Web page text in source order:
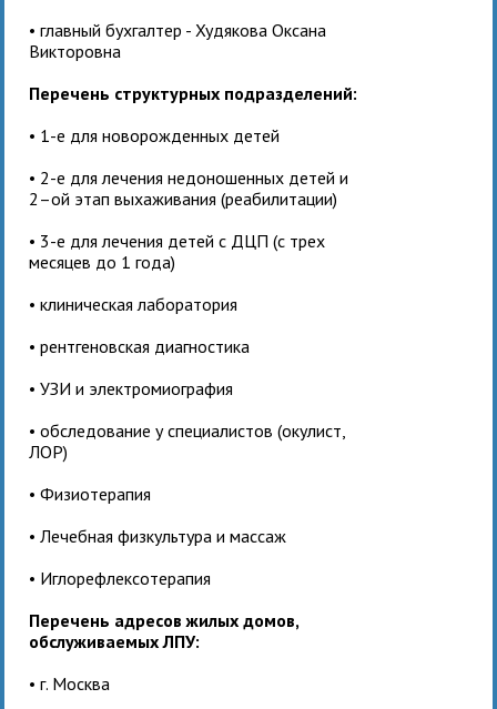
• главный бухгалтер - Худякова Оксана
Викторовна
Перечень структурных подразделений:
• 1-е для новорожденных детей
• 2-е для лечения недоношенных детей и
2–ой этап выхаживания (реабилитации)
• 3-е для лечения детей с ДЦП (с трех
месяцев до 1 года)
• клиническая лаборатория
• рентгеновская диагностика
• УЗИ и электромиография
• обследование у специалистов (окулист,
ЛОР)
• Физиотерапия
• Лечебная физкультура и массаж
• Иглорефлексотерапия
Перечень адресов жилых домов,
обслуживаемых ЛПУ:
• г. Москва